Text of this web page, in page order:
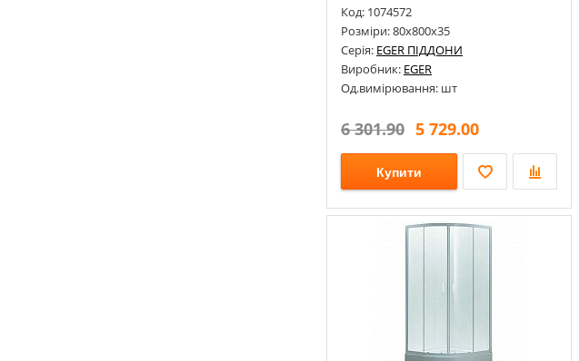
Код: 1074572
Розміри: 80х800х35
Серія: EGER ПІДДОНИ
Виробник: EGER
Од.вимірювання: шт
6 301.90 5 729.00
Купити